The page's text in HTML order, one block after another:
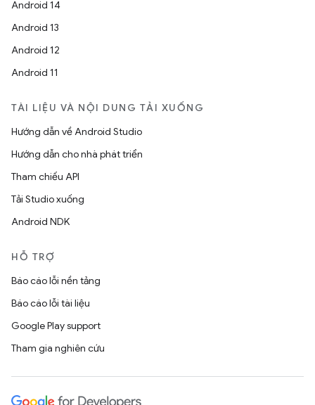
Android 14
Android 13
Android 12
Android 11
TÀI LIỆU VÀ NỘI DUNG TẢI XUỐNG
Hướng dẫn về Android Studio
Hướng dẫn cho nhà phát triển
Tham chiếu API
Tải Studio xuống
Android NDK
HỖ TRỢ
Báo cáo lỗi nền tảng
Báo cáo lỗi tài liệu
Google Play support
Tham gia nghiên cứu